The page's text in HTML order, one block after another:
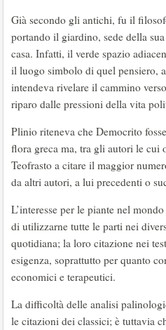
Già secondo gli antichi, fu il
portando il giardino, sede della
casa. Infatti, il verde spazio
il luogo simbolo di quel pensiero,
intendeva rivelare il cammino
riparo dalle pressioni della vita
Plinio riteneva che Democrito
flora greca ma, tra gli autori le cui
Teofrasto a citare il maggior
da altri autori, a lui precedenti o
L’interesse per le piante nel
di utilizzarne tutte le parti nei
quotidiana; la loro citazione nei
esigenza, soprattutto per quanto
economici e terapeutici.
La difficoltà delle analisi
le citazioni dei classici; è tuttavia